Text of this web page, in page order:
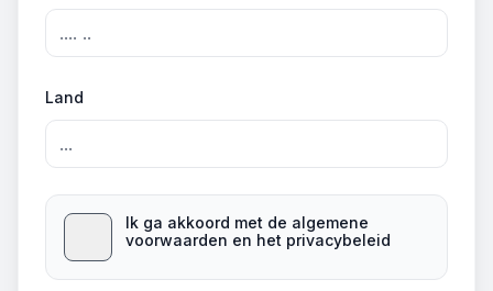
Land
Ik ga akkoord met de algemene
voorwaarden en het privacybeleid